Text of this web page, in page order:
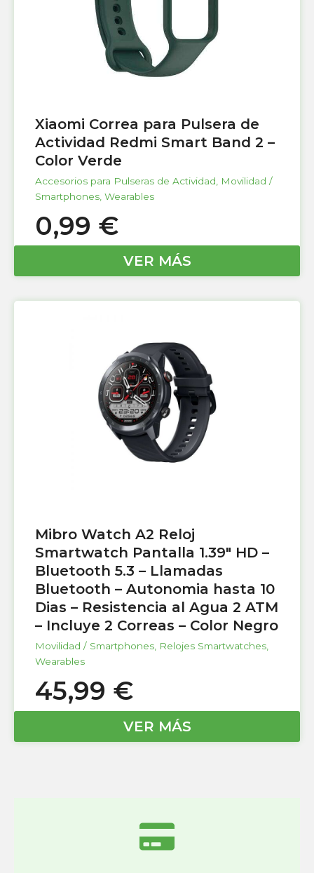
Xiaomi Correa para Pulsera de
Actividad Redmi Smart Band 2 –
Color Verde
Accesorios para Pulseras de Actividad, Movilidad /
Smartphones, Wearables
0,99 €
VER MÁS
Mibro Watch A2 Reloj
Smartwatch Pantalla 1.39″ HD –
Bluetooth 5.3 – Llamadas
Bluetooth – Autonomia hasta 10
Dias – Resistencia al Agua 2 ATM
– Incluye 2 Correas – Color Negro
Movilidad / Smartphones, Relojes Smartwatches,
Wearables
45,99 €
VER MÁS